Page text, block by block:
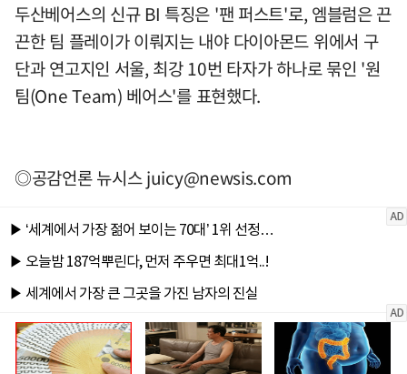
두산베어스의 신규 BI 특징은 '팬 퍼스트'로, 엠블럼은 끈
끈한 팀 플레이가 이뤄지는 내야 다이아몬드 위에서 구
단과 연고지인 서울, 최강 10번 타자가 하나로 묶인 '원
팀(One Team) 베어스'를 표현했다.
◎공감언론 뉴시스juicy@newsis.com